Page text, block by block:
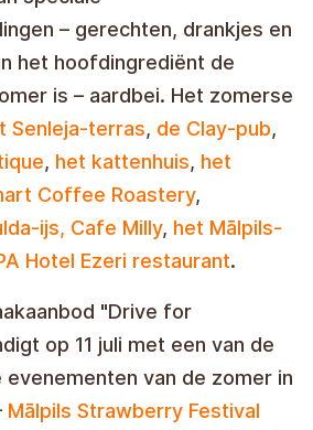
– gerechten, drankjes en
het hoofdingrediënt de
is – aardbei. Het zomerse
Senleja-terras, de Clay-pub,
, het kattenhuis, het
Coffee Roastery,
ijs, Cafe Milly, het Mālpils-
Hotel Ezeri restaurant.
"Drive for
op 11 juli met een van de
van de zomer in
Mālpils Strawberry Festival